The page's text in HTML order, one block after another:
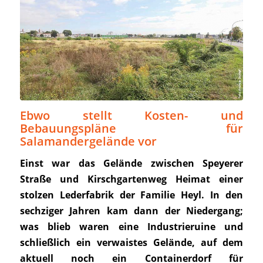
Ebwo stellt Kosten- und
Bebauungspläne für
Salamandergelände vor
Einst war das Gelände zwischen Speyerer
Straße und Kirschgartenweg Heimat einer
stolzen Lederfabrik der Familie Heyl. In den
sechziger Jahren kam dann der Niedergang;
was blieb waren eine Industrieruine und
schließlich ein verwaistes Gelände, auf dem
aktuell noch ein Containerdorf für